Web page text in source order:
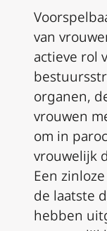
van
actieve rol
organen,
vrouwen
om in
vrouwelijk
Een
de laatste
hebben